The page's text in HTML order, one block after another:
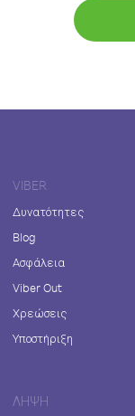
VIBER
Δυνατότητες
Blog
Ασφάλεια
Viber Out
Χρεώσεις
Υποστήριξη
ΛΉΨΗ